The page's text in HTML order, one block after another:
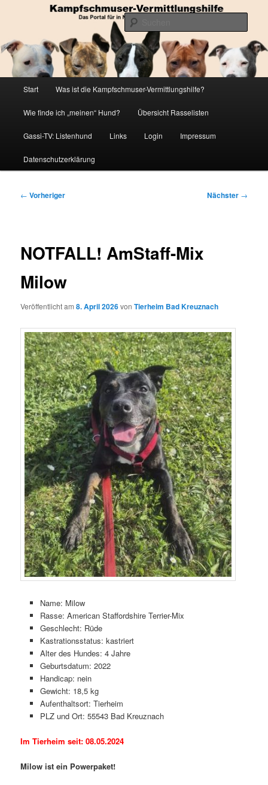
springenKampfschmuser-Vermittlungshilfe
Die Datenbank für in Not geratene Listenhunde
Start Was ist die Kampfschmuser-Vermittlungshilfe?
Wie finde ich „meinen“ Hund? Übersicht Rasselisten
Gassi-TV: Listenhund Links Login Impressum
Datenschutzerklärung
Beitragsnavigation
← Vorheriger Nächster →
NOTFALL! AmStaff-Mix
Milow
Veröffentlicht am8. April 2026vonTierheim Bad Kreuznach
Name: Milow
Rasse: American Staffordshire Terrier-Mix
Geschlecht: Rüde
Kastrationsstatus: kastriert
Alter des Hundes: 4 Jahre
Geburtsdatum: 2022
Handicap: nein
Gewicht: 18,5 kg
Aufenthaltsort: Tierheim
PLZ und Ort: 55543 Bad Kreuznach
Im Tierheim seit: 08.05.2024
Milow ist ein Powerpaket!